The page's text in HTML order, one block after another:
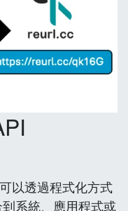
以透過程式化方式
系統、應用程式或